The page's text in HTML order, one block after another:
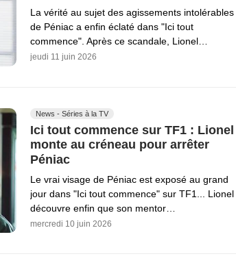
La vérité au sujet des agissements intolérables
de Péniac a enfin éclaté dans "Ici tout
commence". Après ce scandale, Lionel…
jeudi 11 juin 2026
News - Séries à la TV
Ici tout commence sur TF1 : Lionel
monte au créneau pour arrêter
Péniac
Le vrai visage de Péniac est exposé au grand
jour dans "Ici tout commence" sur TF1... Lionel
découvre enfin que son mentor…
mercredi 10 juin 2026